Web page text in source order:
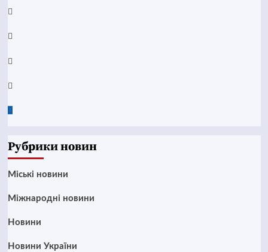
YouTube
Telegram
Instagram
Twitter
Google
Рубрики новин
Mіські новини
Міжнародні новини
Новини
Новини України